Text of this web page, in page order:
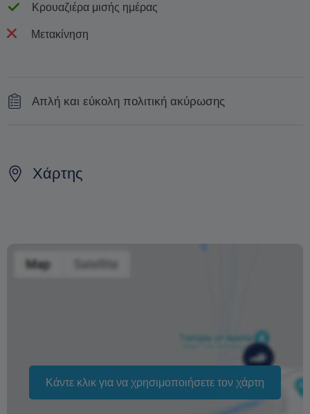
Κρουαζιέρα μισής ημέρας
Μετακίνηση
Απλή και εύκολη πολιτική ακύρωσης
50% επιστροφή χρημάτων αν ακυρώσετε έως και 5
Η φράση «Δωρεάν ακύρωση» σημαίνει ότι δεν υπάρχει
επιπλέον χρέωση από εμάς για την επεξεργασία
επιστροφής ή ακύρωσης.
Χάρτης
Κάντε κλικ για να χρησιμοποιήσετε τον χάρτη